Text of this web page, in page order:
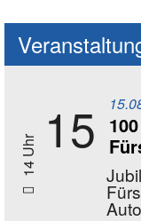
14 Uhr 15